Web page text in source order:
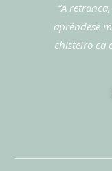
“A
apréndese
chisteiro ca